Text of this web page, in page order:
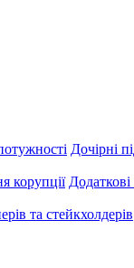
Дочірні
корупції
та стейкхолдерів